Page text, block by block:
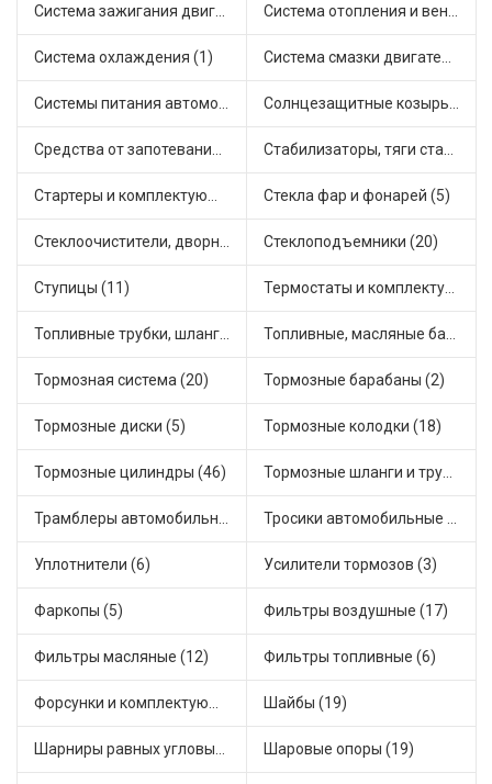
Система зажигания двигателя (3) Система отопления и вентиляции (17)
Система охлаждения (1) Система смазки двигателя (17)
Системы питания автомобиля (21) Солнцезащитные козырьки для салона автомобиля (3)
Средства от запотевания и размораживатели стекла (1) Стабилизаторы, тяги стабилизатора, стойки стабилиз (3)
Стартеры и комплектующие (38) Стекла фар и фонарей (5)
Стеклоочистители, дворники (1) Стеклоподъемники (20)
Ступицы (11) Термостаты и комплектующие системы охлаждения (55)
Топливные трубки, шланги, магистрали и рампы (3) Топливные, масляные баки (1)
Тормозная система (20) Тормозные барабаны (2)
Тормозные диски (5) Тормозные колодки (18)
Тормозные цилиндры (46) Тормозные шланги и трубки (5)
Трамблеры автомобильные (40) Тросики автомобильные (23)
Уплотнители (6) Усилители тормозов (3)
Фаркопы (5) Фильтры воздушные (17)
Фильтры масляные (12) Фильтры топливные (6)
Форсунки и комплектующие (1) Шайбы (19)
Шарниры равных угловых скоростей, приводные валы (1) Шаровые опоры (19)